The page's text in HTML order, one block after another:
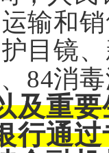
输和
目镜
84消
及重
行通